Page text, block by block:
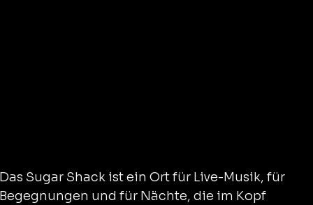
Sugar Shack ist ein Ort für Live-Musik, für
und für Nächte, die im Kopf